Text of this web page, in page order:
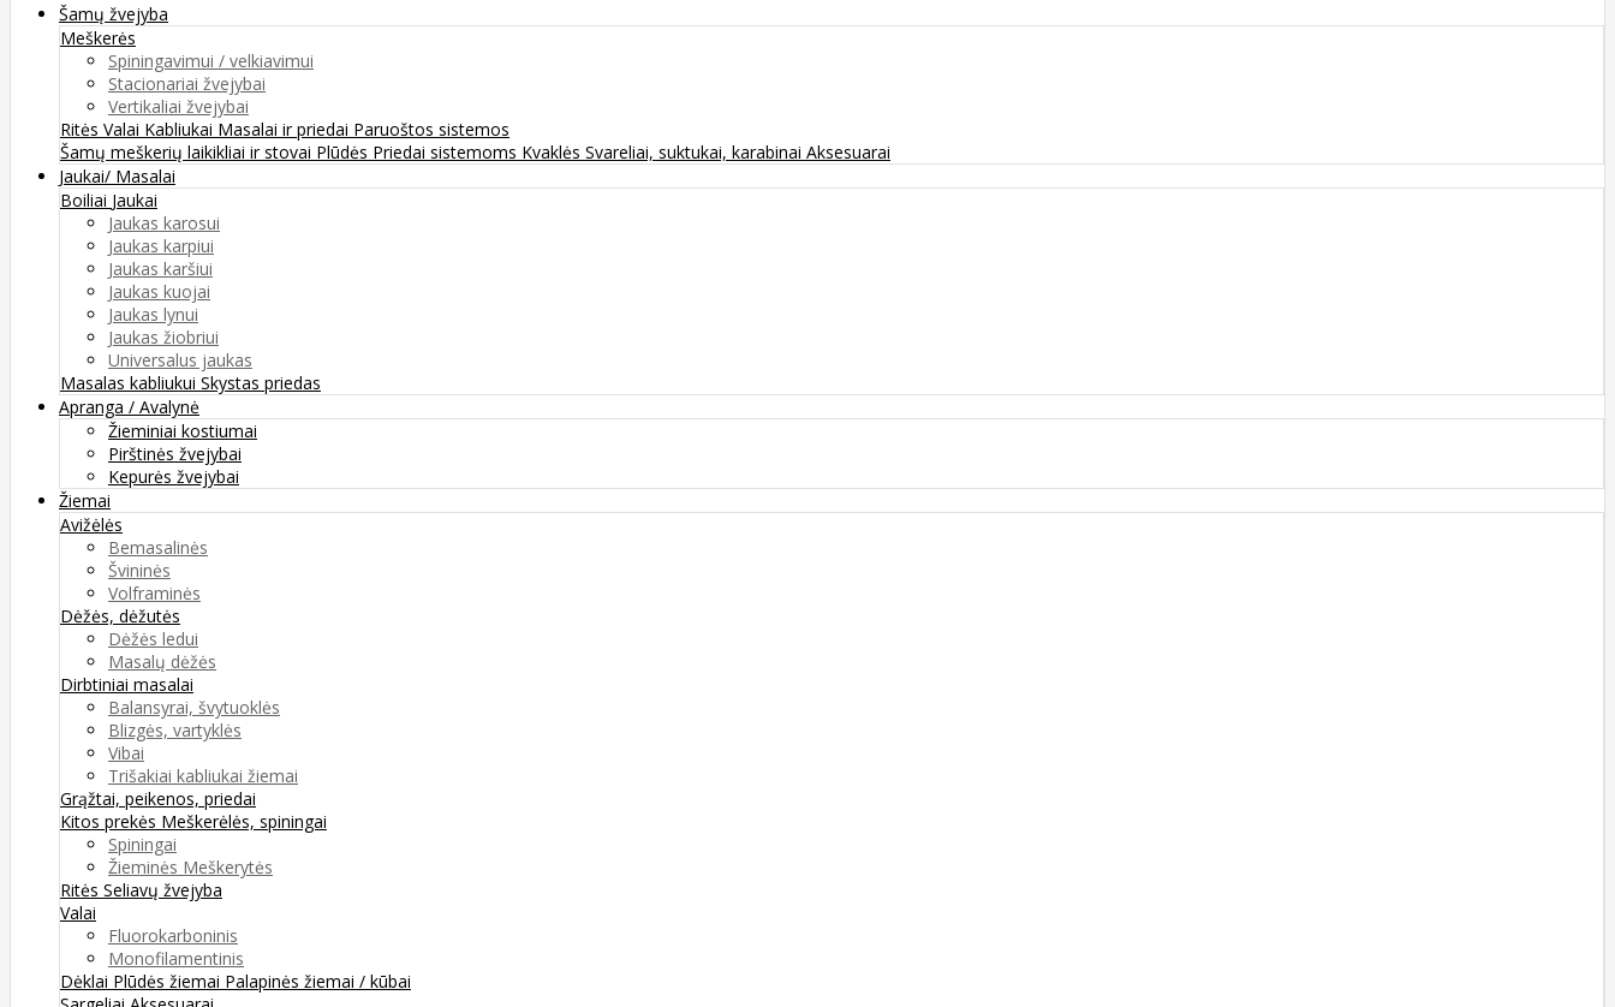
Šamų žvejyba
Meškerės
Spiningavimui / velkiavimui
Stacionariai žvejybai
Vertikaliai žvejybai
Ritės Valai Kabliukai Masalai ir priedai Paruoštos sistemos
Šamų meškerių laikikliai ir stovai Plūdės Priedai sistemoms Kvaklės Svareliai, suktukai, karabinai Aksesuarai
Jaukai/ Masalai
Boiliai Jaukai
Jaukas karosui
Jaukas karpiui
Jaukas karšiui
Jaukas kuojai
Jaukas lynui
Jaukas žiobriui
Universalus jaukas
Masalas kabliukui Skystas priedas
Apranga / Avalynė
Žieminiai kostiumai
Pirštinės žvejybai
Kepurės žvejybai
Žiemai
Avižėlės
Bemasalinės
Švininės
Volframinės
Dėžės, dėžutės
Dėžės ledui
Masalų dėžės
Dirbtiniai masalai
Balansyrai, švytuoklės
Blizgės, vartyklės
Vibai
Trišakiai kabliukai žiemai
Grąžtai, peikenos, priedai
Kitos prekės Meškerėlės, spiningai
Spiningai
Žieminės Meškerytės
Ritės Seliavų žvejyba
Valai
Fluorokarboninis
Monofilamentinis
Dėklai Plūdės žiemai Palapinės žiemai / kūbai